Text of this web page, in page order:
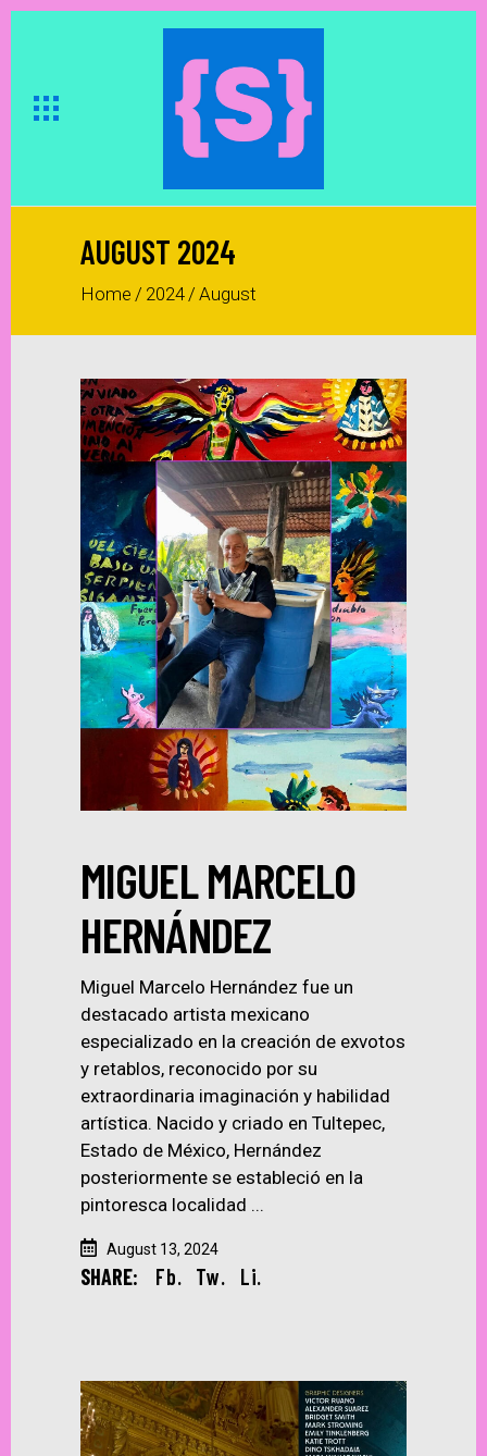
AUGUST 2024
Home / 2024/ August
MIGUEL MARCELO
HERNÁNDEZ
Miguel Marcelo Hernández fue un
destacado artista mexicano
especializado en la creación de exvotos
y retablos, reconocido por su
extraordinaria imaginación y habilidad
artística. Nacido y criado en Tultepec,
Estado de México, Hernández
posteriormente se estableció en la
pintoresca localidad
August 13, 2024
SHARE: Fb. Tw. Li.